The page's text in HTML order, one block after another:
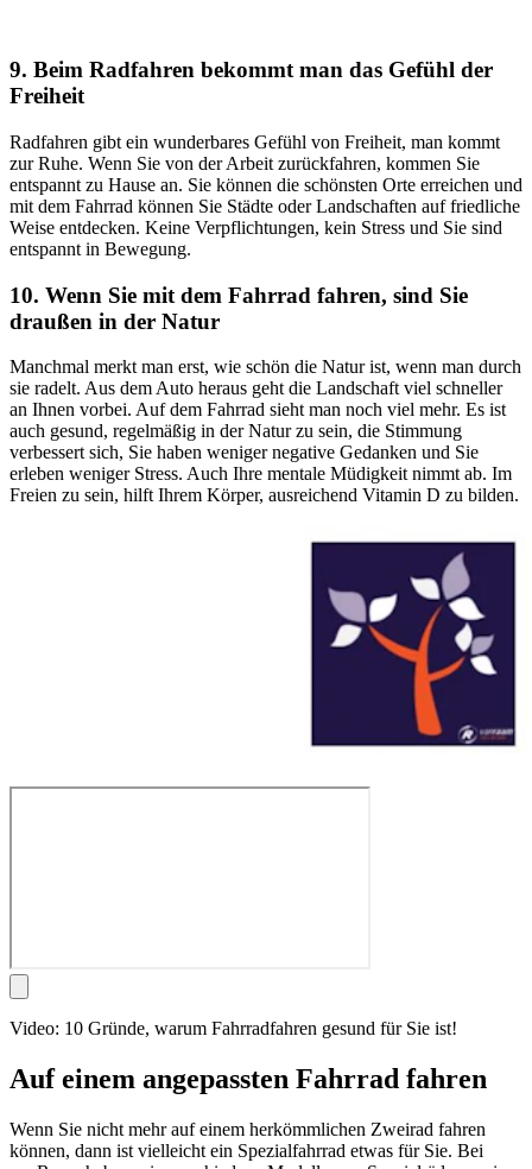
9. Beim Radfahren bekommt man das Gefühl der
Freiheit
Radfahren gibt ein wunderbares Gefühl von Freiheit, man kommt
zur Ruhe. Wenn Sie von der Arbeit zurückfahren, kommen Sie
entspannt zu Hause an. Sie können die schönsten Orte erreichen und
mit dem Fahrrad können Sie Städte oder Landschaften auf friedliche
Weise entdecken. Keine Verpflichtungen, kein Stress und Sie sind
entspannt in Bewegung.
10. Wenn Sie mit dem Fahrrad fahren, sind Sie
draußen in der Natur
Manchmal merkt man erst, wie schön die Natur ist, wenn man durch
sie radelt. Aus dem Auto heraus geht die Landschaft viel schneller
an Ihnen vorbei. Auf dem Fahrrad sieht man noch viel mehr. Es ist
auch gesund, regelmäßig in der Natur zu sein, die Stimmung
verbessert sich, Sie haben weniger negative Gedanken und Sie
erleben weniger Stress. Auch Ihre mentale Müdigkeit nimmt ab. Im
Freien zu sein, hilft Ihrem Körper, ausreichend Vitamin D zu bilden.
Video: 10 Gründe, warum Fahrradfahren gesund für Sie ist!
Auf einem angepassten Fahrrad fahren
Wenn Sie nicht mehr auf einem herkömmlichen Zweirad fahren
können, dann ist vielleicht ein Spezialfahrrad etwas für Sie. Bei